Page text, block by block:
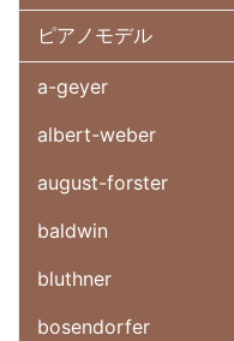
ピアノモデル
a-geyer
albert-weber
august-forster
baldwin
bluthner
bosendorfer